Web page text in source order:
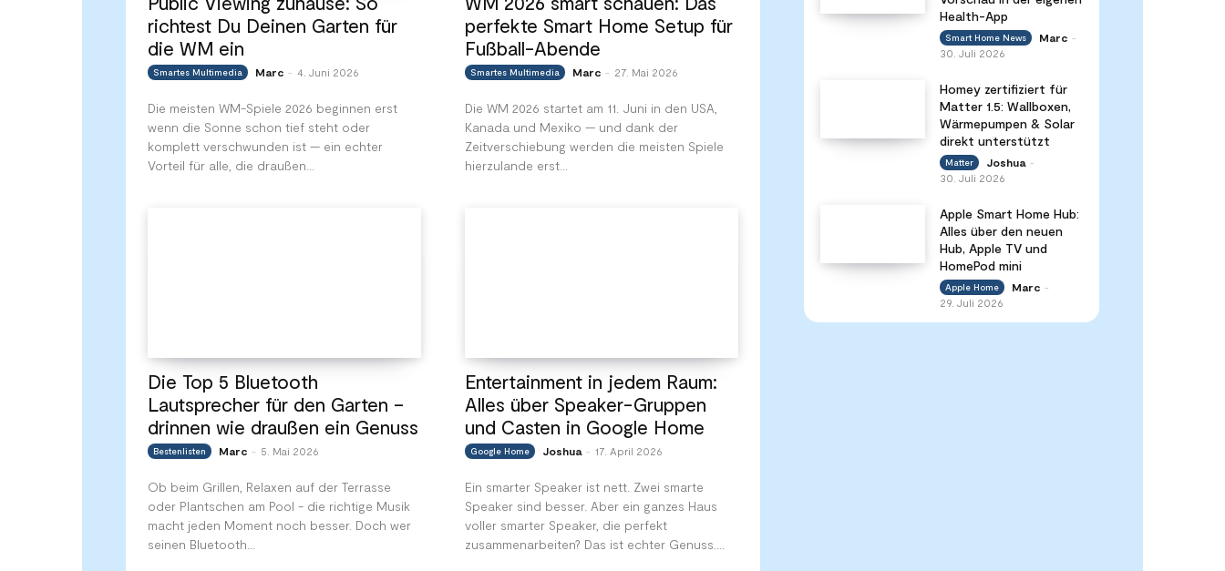
richtest Du Deinen Garten für
die WM ein
Smartes Multimedia Marc - 4. Juni 2026
Die meisten WM-Spiele 2026 beginnen erst
wenn die Sonne schon tief steht oder
komplett verschwunden ist — ein echter
Vorteil für alle, die draußen...
perfekte Smart Home Setup für
Fußball-Abende
Smartes Multimedia Marc - 27. Mai 2026
Die WM 2026 startet am 11. Juni in den USA,
Kanada und Mexiko — und dank der
Zeitverschiebung werden die meisten Spiele
hierzulande erst...
Die Top 5 Bluetooth
Lautsprecher für den Garten –
drinnen wie draußen ein Genuss
Bestenlisten Marc - 5. Mai 2026
Ob beim Grillen, Relaxen auf der Terrasse
oder Plantschen am Pool - die richtige Musik
macht jeden Moment noch besser. Doch wer
seinen Bluetooth...
Entertainment in jedem Raum:
Alles über Speaker-Gruppen
und Casten in Google Home
Google Home Joshua - 17. April 2026
Ein smarter Speaker ist nett. Zwei smarte
Speaker sind besser. Aber ein ganzes Haus
voller smarter Speaker, die perfekt
zusammenarbeiten? Das ist echter Genuss....
Health-App
Smart Home News Marc -
30. Juli 2026
Homey zertifiziert für
Matter 1.5: Wallboxen,
Wärmepumpen & Solar
direkt unterstützt
Matter Joshua -
30. Juli 2026
Apple Smart Home Hub:
Alles über den neuen
Hub, Apple TV und
HomePod mini
Apple Home Marc -
29. Juli 2026